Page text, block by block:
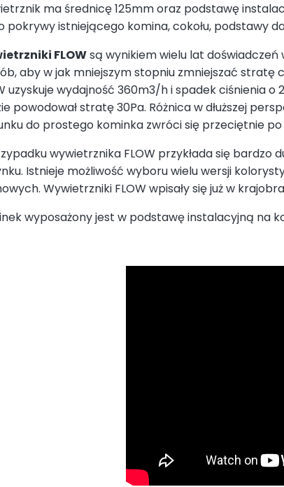
ma średnicę 125mm oraz podstawę
pokrywy istniejącego komina, cokołu, podstawy
FLOWsą wynikiem wielu lat doświadczeń
aby w jak mniejszym stopniu zmniejszać
uzyskuje wydajność 360m3/h i spadek ciśnienia
powodował stratę 30Pa. Różnica w dłuższej
do prostego kominka zwróci się przeciętnie
wywietrznika FLOW przykłada się bardzo
Istnieje możliwość wyboru wielu wersji
Wywietrzniki FLOW wpisały się już w
wyposażony jest w podstawę instalacyjną na